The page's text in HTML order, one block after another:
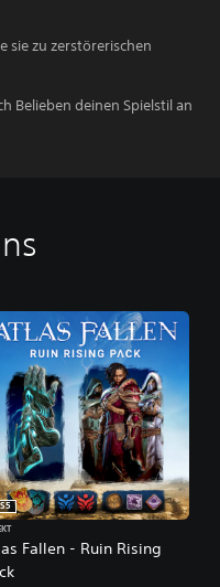
sie zu zerstörerischen
Belieben deinen Spielstil an
Fallen - Ruin Rising